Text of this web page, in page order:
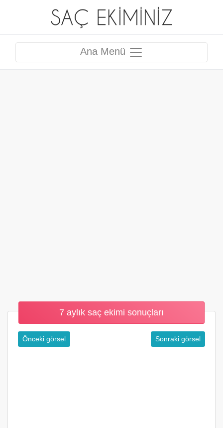
Ana Menü
7 aylık saç ekimi sonuçları
Önceki görsel Sonraki görsel